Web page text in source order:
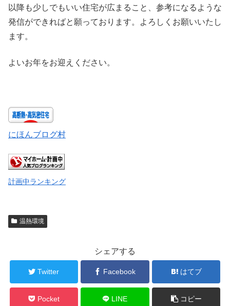
以降も少しでもいい住宅が広まること、参考になるような
発信ができればと願っております。よろしくお願いいたし
ます。
よいお年をお迎えください。
にほんブログ村
計画中ランキング
温熱環境
シェアする
Twitter Facebook はてブ
Pocket LINE コピー